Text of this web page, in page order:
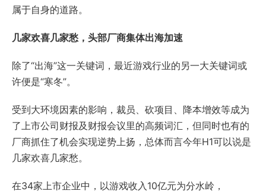
属于自身的道路。
几家欢喜几家愁，头部厂商集体出海加速
除了“出海”这一关键词，最近游戏行业的另一大关键词或
许便是“寒冬”。
受到大环境因素的影响，裁员、砍项目、降本增效等成为
了上市公司财报及财报会议里的高频词汇，但同时也有的
厂商抓住了机会实现逆势上扬，总体而言今年H1可以说是
几家欢喜几家愁。
在34家上市企业中，以游戏收入10亿元为分水岭，